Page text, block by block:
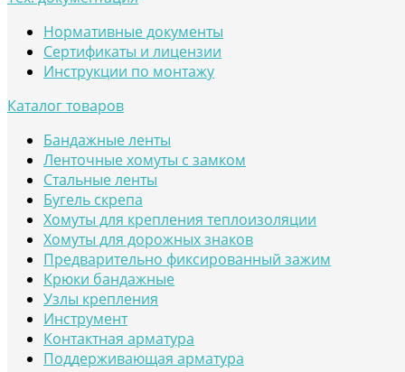
Нормативные документы
Сертификаты и лицензии
Инструкции по монтажу
Каталог товаров
Бандажные ленты
Ленточные хомуты с замком
Стальные ленты
Бугель скрепа
Хомуты для крепления теплоизоляции
Хомуты для дорожных знаков
Предварительно фиксированный зажим
Крюки бандажные
Узлы крепления
Инструмент
Контактная арматура
Поддерживающая арматура